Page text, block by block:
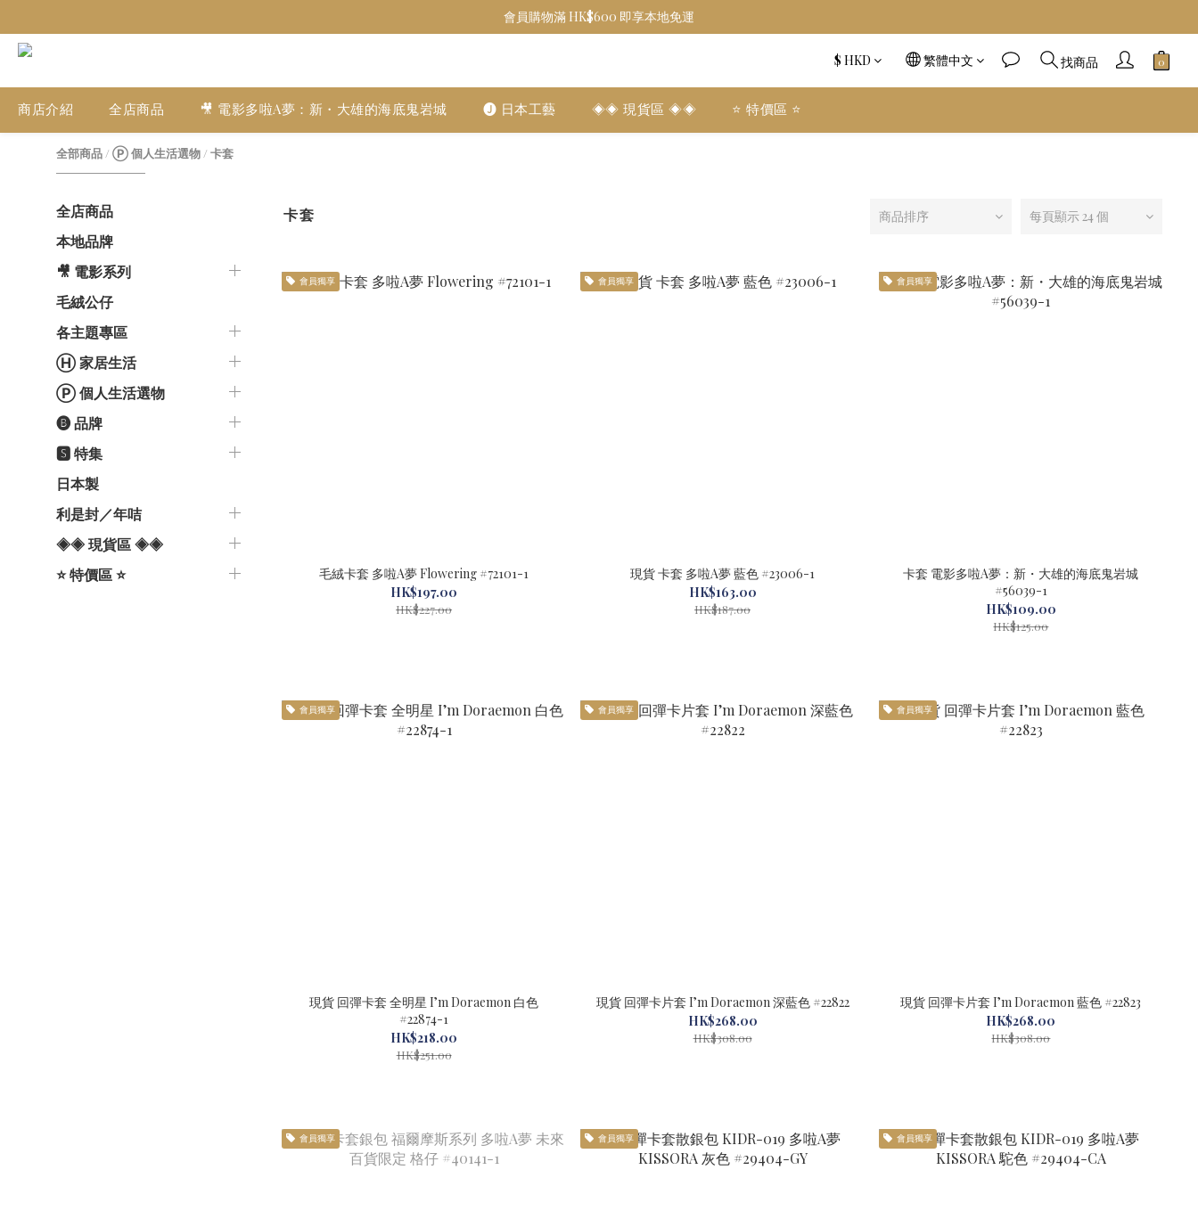
會員購物滿 HK$600 即享本地免運
$ HKD 繁體中文 找商品
商店介紹 全店商品 🎥 電影多啦A夢：新・大雄的海底鬼岩城 🅙 日本工藝 ◈◈ 現貨區 ◈◈ ⭐️ 特價區 ⭐️
全部商品 / Ⓟ 個人生活選物 / 卡套
全店商品
本地品牌
🎥 電影系列
毛絨公仔
各主題專區
Ⓗ 家居生活
Ⓟ 個人生活選物
🅑 品牌
🆂 特集
日本製
利是封／年咭
◈◈ 現貨區 ◈◈
⭐️ 特價區 ⭐️
卡套 商品排序 每頁顯示 24 個
會員獨享
毛絨卡套 多啦A夢 Flowering #72101-1
HK$197.00
HK$227.00
會員獨享
現貨 卡套 多啦A夢 藍色 #23006-1
HK$163.00
HK$187.00
會員獨享
卡套 電影多啦A夢：新・大雄的海底鬼岩城
#56039-1
HK$109.00
HK$125.00
會員獨享
現貨 回彈卡套 全明星 I’m Doraemon 白色
#22874-1
HK$218.00
HK$251.00
會員獨享
現貨 回彈卡片套 I’m Doraemon 深藍色 #22822
HK$268.00
HK$308.00
會員獨享
現貨 回彈卡片套 I’m Doraemon 藍色 #22823
HK$268.00
HK$308.00
會員獨享 會員獨享 會員獨享